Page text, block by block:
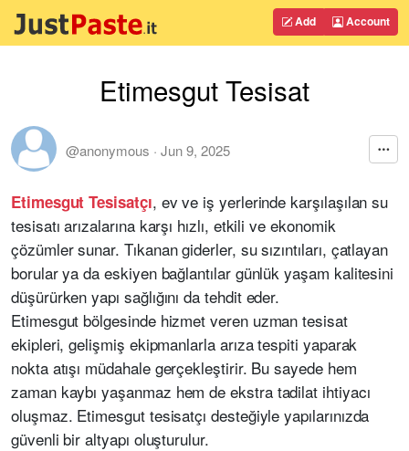
Add Account
Etimesgut Tesisat
@anonymous · Jun 9, 2025
Etimesgut Tesisatçı, ev ve iş yerlerinde karşılaşılan su
tesisatı arızalarına karşı hızlı, etkili ve ekonomik
çözümler sunar. Tıkanan giderler, su sızıntıları, çatlayan
borular ya da eskiyen bağlantılar günlük yaşam kalitesini
düşürürken yapı sağlığını da tehdit eder.
Etimesgut bölgesinde hizmet veren uzman tesisat
ekipleri, gelişmiş ekipmanlarla arıza tespiti yaparak
nokta atışı müdahale gerçekleştirir. Bu sayede hem
zaman kaybı yaşanmaz hem de ekstra tadilat ihtiyacı
oluşmaz. Etimesgut tesisatçı desteğiyle yapılarınızda
güvenli bir altyapı oluşturulur.